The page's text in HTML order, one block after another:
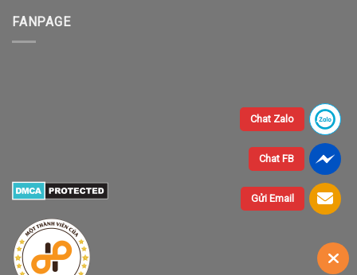
FANPAGE
Chat Zalo
Chat FB
Gửi Email